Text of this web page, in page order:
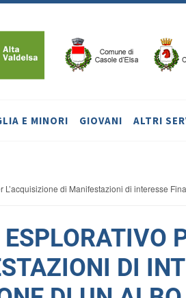
E MINORI GIOVANI ALTRI
L’acquisizione di Manifestazioni di interesse
DI